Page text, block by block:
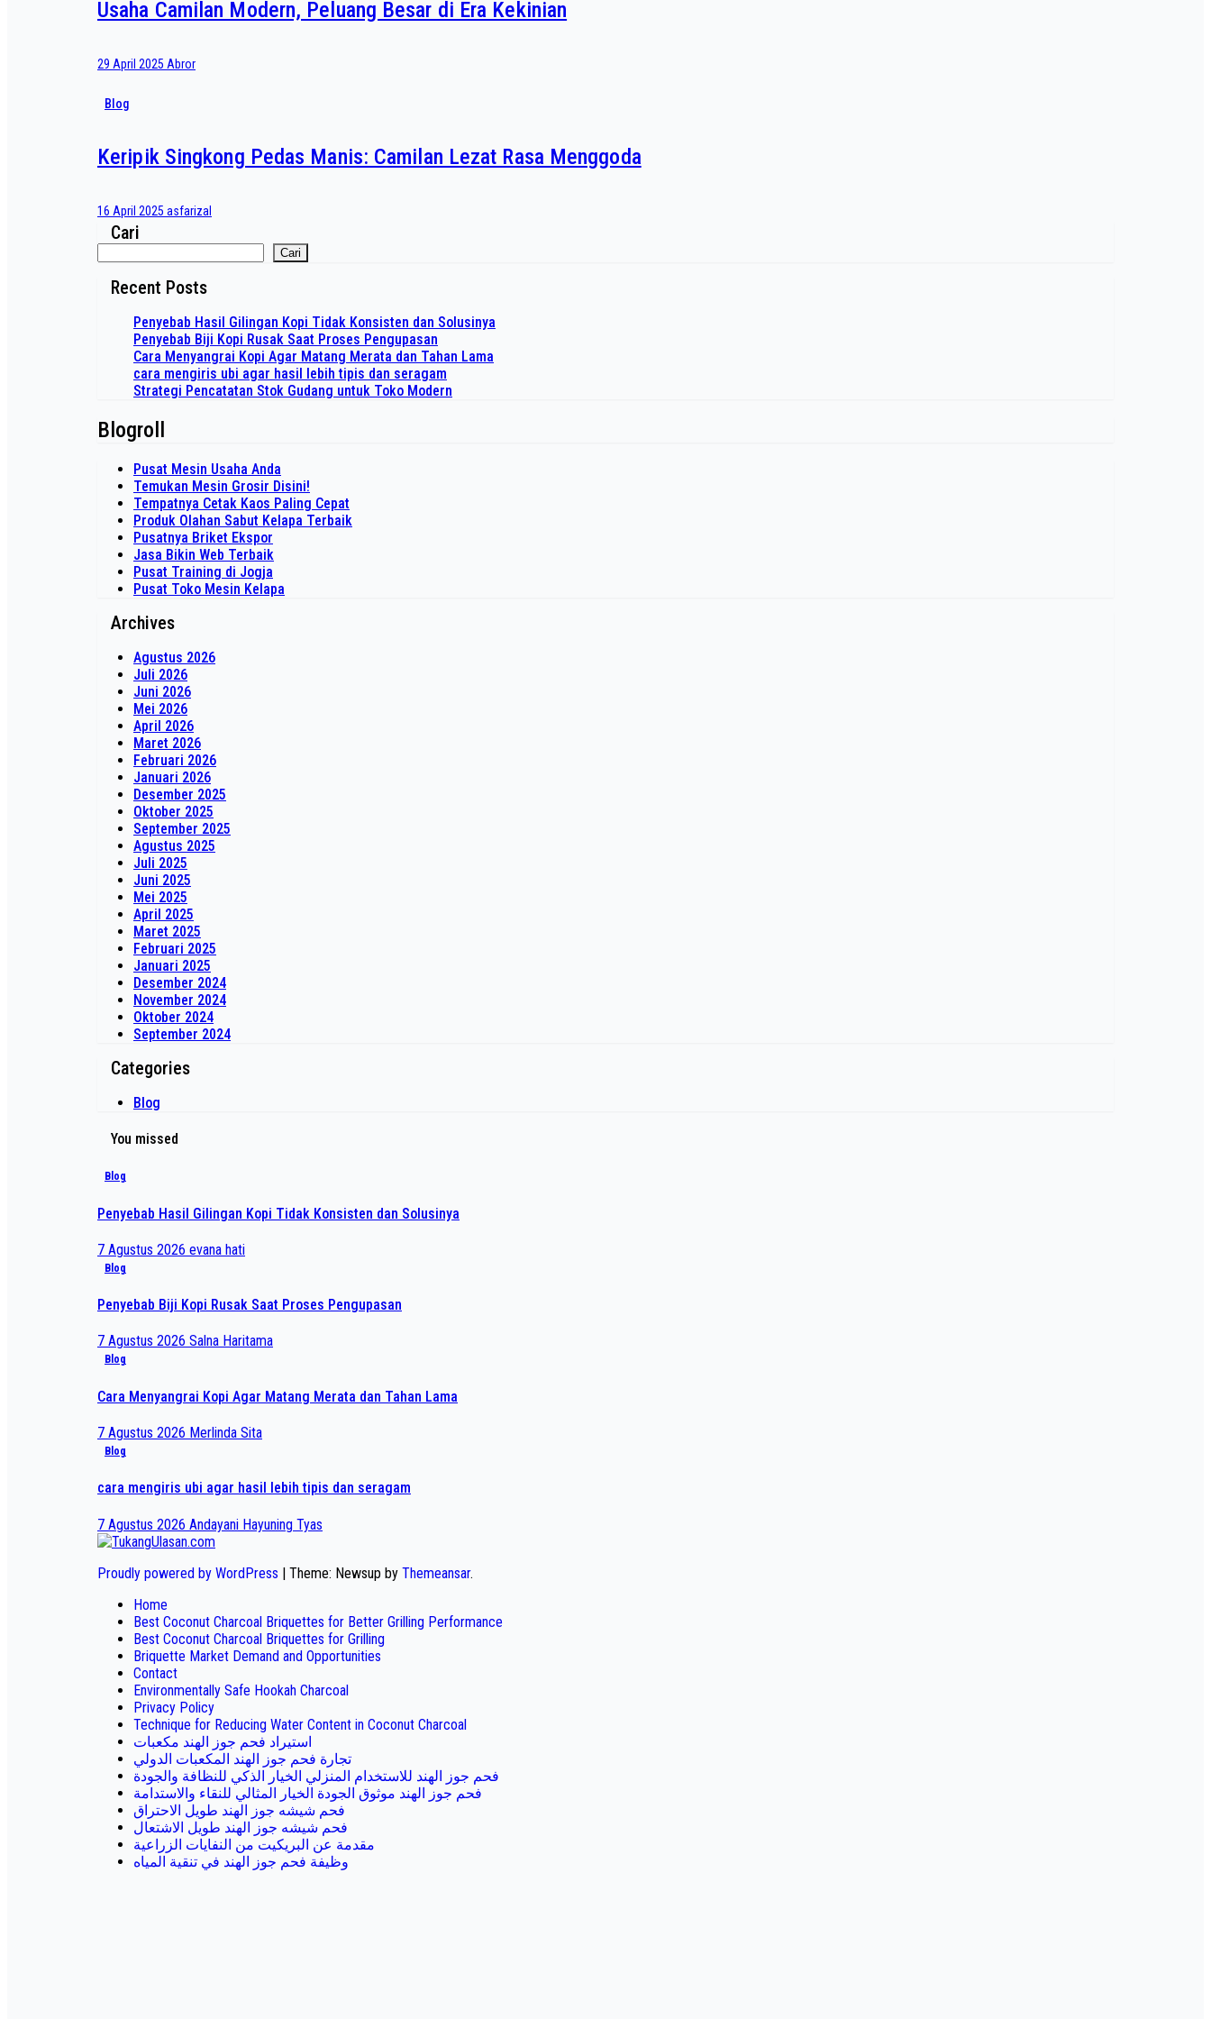
Usaha Camilan Modern, Peluang Besar di Era Kekinian
29 April 2025 Abror
Blog
Keripik Singkong Pedas Manis: Camilan Lezat Rasa Menggoda
16 April 2025 asfarizal
Cari
Cari
Recent Posts
Penyebab Hasil Gilingan Kopi Tidak Konsisten dan Solusinya
Penyebab Biji Kopi Rusak Saat Proses Pengupasan
Cara Menyangrai Kopi Agar Matang Merata dan Tahan Lama
cara mengiris ubi agar hasil lebih tipis dan seragam
Strategi Pencatatan Stok Gudang untuk Toko Modern
Blogroll
Pusat Mesin Usaha Anda
Temukan Mesin Grosir Disini!
Tempatnya Cetak Kaos Paling Cepat
Produk Olahan Sabut Kelapa Terbaik
Pusatnya Briket Ekspor
Jasa Bikin Web Terbaik
Pusat Training di Jogja
Pusat Toko Mesin Kelapa
Archives
Agustus 2026
Juli 2026
Juni 2026
Mei 2026
April 2026
Maret 2026
Februari 2026
Januari 2026
Desember 2025
Oktober 2025
September 2025
Agustus 2025
Juli 2025
Juni 2025
Mei 2025
April 2025
Maret 2025
Februari 2025
Januari 2025
Desember 2024
November 2024
Oktober 2024
September 2024
Categories
Blog
You missed
Blog
Penyebab Hasil Gilingan Kopi Tidak Konsisten dan Solusinya
7 Agustus 2026 evana hati
Blog
Penyebab Biji Kopi Rusak Saat Proses Pengupasan
7 Agustus 2026 Salna Haritama
Blog
Cara Menyangrai Kopi Agar Matang Merata dan Tahan Lama
7 Agustus 2026 Merlinda Sita
Blog
cara mengiris ubi agar hasil lebih tipis dan seragam
7 Agustus 2026 Andayani Hayuning Tyas
Proudly powered by WordPress | Theme: Newsup by Themeansar.
Home
Best Coconut Charcoal Briquettes for Better Grilling Performance
Best Coconut Charcoal Briquettes for Grilling
Briquette Market Demand and Opportunities
Contact
Environmentally Safe Hookah Charcoal
Privacy Policy
Technique for Reducing Water Content in Coconut Charcoal
استيراد فحم جوز الهند مكعبات
تجارة فحم جوز الهند المكعبات الدولي
فحم جوز الهند للاستخدام المنزلي الخيار الذكي للنظافة والجودة
فحم جوز الهند موثوق الجودة الخيار المثالي للنقاء والاستدامة
فحم شيشه جوز الهند طويل الاحتراق
فحم شيشه جوز الهند طويل الاشتعال
مقدمة عن البريكيت من النفايات الزراعية
وظيفة فحم جوز الهند في تنقية المياه